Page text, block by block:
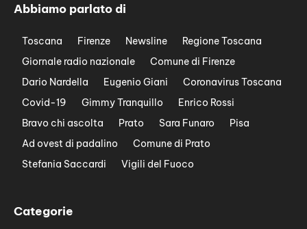
Abbiamo parlato di
Toscana Firenze Newsline
Regione Toscana
Giornale radio nazionale
Comune di Firenze
Dario Nardella
Eugenio Giani
Coronavirus Toscana
Covid-19
Gimmy Tranquillo
Enrico Rossi
Bravo chi ascolta
Prato Sara Funaro
Pisa
Ad ovest di padalino
Comune di Prato
Stefania Saccardi
Vigili del Fuoco
Categorie